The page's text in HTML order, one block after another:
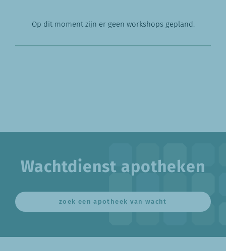
Op dit moment zijn er geen workshops gepland.
Wachtdienst apotheken
zoek een apotheek van wacht